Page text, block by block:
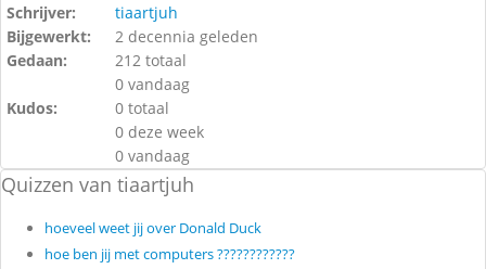
Schrijver:
tiaartjuh
Bijgewerkt:
2 decennia geleden
Gedaan:
212 totaal
0 vandaag
Kudos:
0 totaal
0 deze week
0 vandaag
Quizzen van tiaartjuh
hoeveel weet jij over Donald Duck
hoe ben jij met computers ????????????